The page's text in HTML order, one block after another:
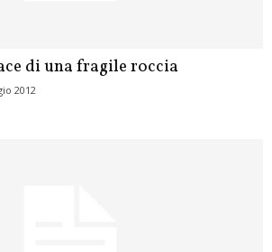
di una fragile roccia
2012